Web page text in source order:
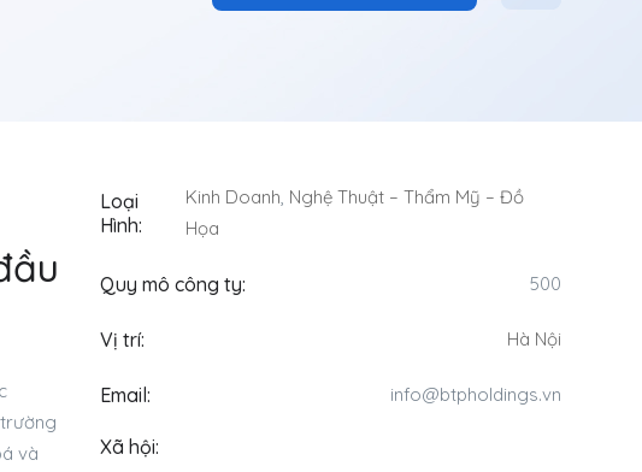
và
Loại
Hình:
Kinh Doanh, Nghệ Thuật – Thẩm Mỹ – Đồ
Họa
Quy mô công ty: 500
Vị trí: Hà Nội
Email: info@btpholdings.vn
Xã hội: